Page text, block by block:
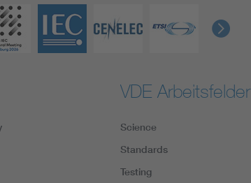
VDE Arbeitsfelder
Science
Standards
Testing